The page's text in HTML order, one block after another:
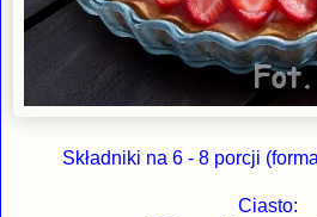
Składniki na 6 - 8 porcji
Ciasto: